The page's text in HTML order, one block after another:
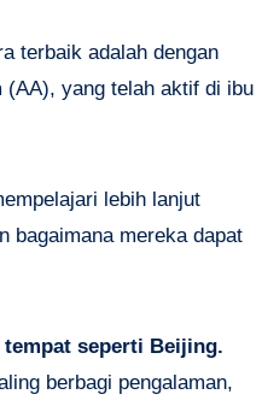
terbaik adalah dengan
(AA), yang telah aktif di ibu
lebih lanjut
bagaimana mereka dapat
seperti Beijing.
berbagi pengalaman,